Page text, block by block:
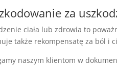
za
ciała lub zdrowia to
także rekompensatę za ból i
naszym klientom w